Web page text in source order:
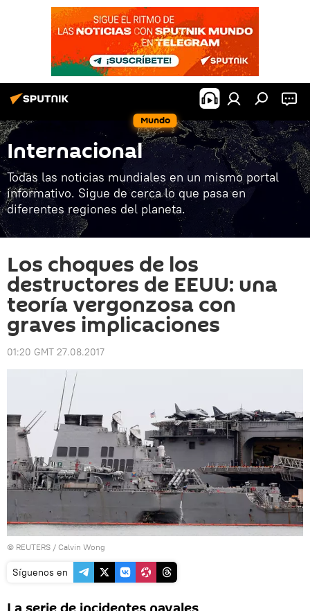
Mundo
Internacional
Todas las noticias mundiales en un mismo portal
informativo. Sigue de cerca lo que pasa en
diferentes regiones del planeta.
Los choques de los
destructores de EEUU: una
teoría vergonzosa con
graves implicaciones
01:20 GMT 27.08.2017
© REUTERS / Calvin Wong
Síguenos en